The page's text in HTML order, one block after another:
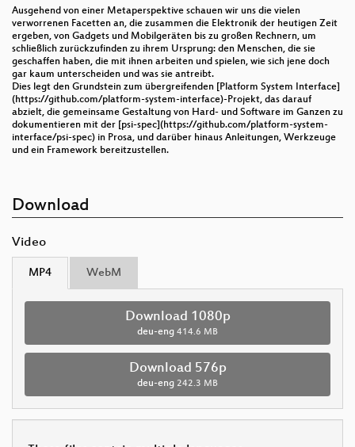
Ausgehend von einer Metaperspektive schauen wir uns die vielen
verworrenen Facetten an, die zusammen die Elektronik der heutigen Zeit
ergeben, von Gadgets und Mobilgeräten bis zu großen Rechnern, um
schließlich zurückzufinden zu ihrem Ursprung: den Menschen, die sie
geschaffen haben, die mit ihnen arbeiten und spielen, wie sich jene doch
gar kaum unterscheiden und was sie antreibt.
Dies legt den Grundstein zum übergreifenden [Platform System Interface]
(https://github.com/platform-system-interface)-Projekt, das darauf
abzielt, die gemeinsame Gestaltung von Hard- und Software im Ganzen zu
dokumentieren mit der [psi-spec](https://github.com/platform-system-
interface/psi-spec) in Prosa, und darüber hinaus Anleitungen, Werkzeuge
und ein Framework bereitzustellen.
Download
Video
MP4 WebM
Download 1080p
deu-eng 414.6 MB
Download 576p
deu-eng 242.3 MB